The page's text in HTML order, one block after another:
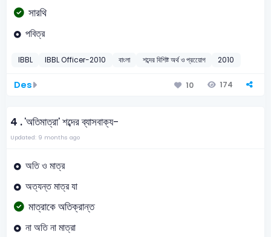
সারথি
পবিত্র
IBBL IBBL Officer-2010 বাংলা শব্দের বিশিষ্ট অর্থ ও প্রয়োেগ 2010
Des 10 174
4 .'অতিমাত্রা' শব্দের ব্যাসবাক্য-
Updated: 9 months ago
অতি ও মাত্র
অত্যন্ত মাত্র যা
মাত্রাকে অতিক্রান্ত
না অতি না মাত্রা